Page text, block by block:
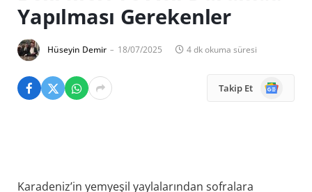
Yapılması Gerekenler
Hüseyin Demir 18/07/2025 4 dk okuma süresi
Takip Et
Google
Karadeniz’in yemyeşil yaylalarından sofralara